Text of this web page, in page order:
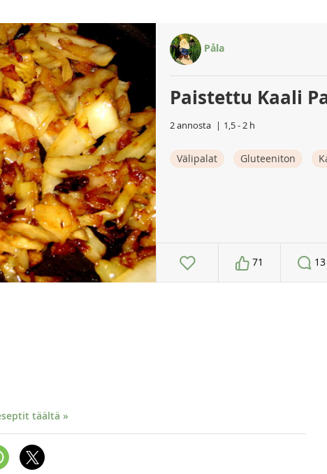
Påla
Paistettu Kaali
2 annosta 1,5 - 2 h
Välipalat Gluteeniton
71 13
täältä »